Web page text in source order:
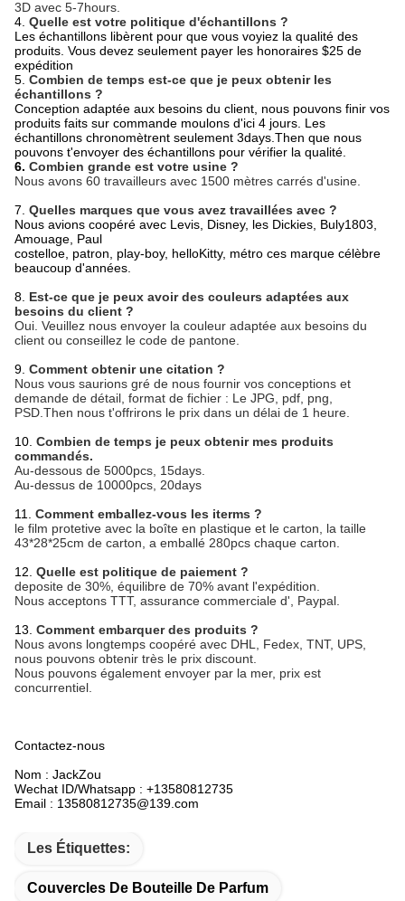
3D avec 5-7hours.
4. Quelle est votre politique d'échantillons ?
Les échantillons libèrent pour que vous voyiez la qualité des
produits. Vous devez seulement payer les honoraires $25 de
expédition
5. Combien de temps est-ce que je peux obtenir les
échantillons ?
Conception adaptée aux besoins du client, nous pouvons finir vos
produits faits sur commande moulons d'ici 4 jours. Les
échantillons chronomètrent seulement 3days.Then que nous
pouvons t'envoyer des échantillons pour vérifier la qualité.
6. Combien grande est votre usine ?
Nous avons 60 travailleurs avec 1500 mètres carrés d'usine.
7. Quelles marques que vous avez travaillées avec ?
Nous avions coopéré avec Levis, Disney, les Dickies, Buly1803,
Amouage, Paul
costelloe, patron, play-boy, helloKitty, métro ces marque célèbre
beaucoup d'années.
8. Est-ce que je peux avoir des couleurs adaptées aux
besoins du client ?
Oui. Veuillez nous envoyer la couleur adaptée aux besoins du
client ou conseillez le code de pantone.
9. Comment obtenir une citation ?
Nous vous saurions gré de nous fournir vos conceptions et
demande de détail, format de fichier : Le JPG, pdf, png,
PSD.Then nous t'offrirons le prix dans un délai de 1 heure.
10. Combien de temps je peux obtenir mes produits
commandés.
Au-dessous de 5000pcs, 15days.
Au-dessus de 10000pcs, 20days
11. Comment emballez-vous les iterms ?
le film protetive avec la boîte en plastique et le carton, la taille
43*28*25cm de carton, a emballé 280pcs chaque carton.
12. Quelle est politique de paiement ?
deposite de 30%, équilibre de 70% avant l'expédition.
Nous acceptons TTT, assurance commerciale d', Paypal.
13. Comment embarquer des produits ?
Nous avons longtemps coopéré avec DHL, Fedex, TNT, UPS,
nous pouvons obtenir très le prix discount.
Nous pouvons également envoyer par la mer, prix est
concurrentiel.
Contactez-nous
Nom : JackZou
Wechat ID/Whatsapp : +13580812735
Email : 13580812735@139.com
Les Étiquettes:
Couvercles De Bouteille De Parfum